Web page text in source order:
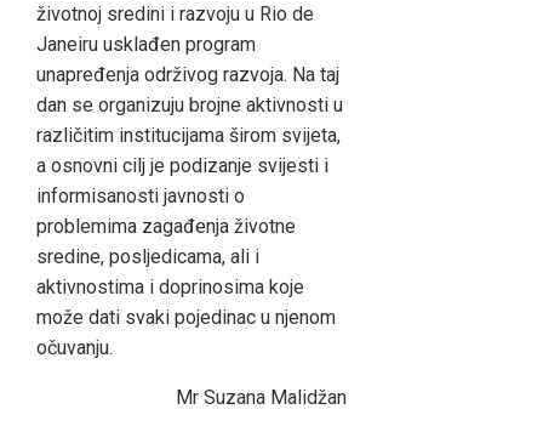
životnoj sredini i razvoju u Rio de
Janeiru usklađen program
unapređenja održivog razvoja. Na taj
dan se organizuju brojne aktivnosti u
različitim institucijama širom svijeta,
a osnovni cilj je podizanje svijesti i
informisanosti javnosti o
problemima zagađenja životne
sredine, posljedicama, ali i
aktivnostima i doprinosima koje
može dati svaki pojedinac u njenom
očuvanju.
Mr Suzana Malidžan